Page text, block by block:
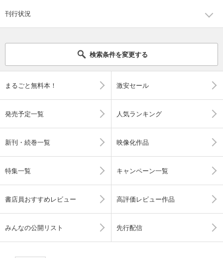
刊行状況
検索条件を変更する
まるごと無料本！ 激安セール
発売予定一覧 人気ランキング
新刊・続巻一覧 映像化作品
特集一覧 キャンペーン一覧
書店員おすすめレビュー 高評価レビュー作品
みんなの公開リスト 先行配信